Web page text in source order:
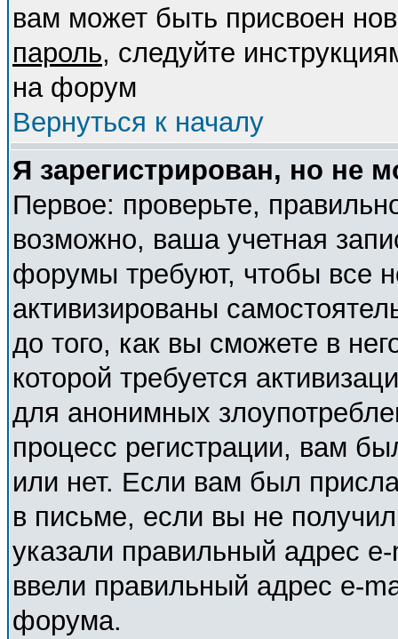
вам может быть присвоен
пароль, следуйте
на форум
Вернуться к началу
Я зарегистрирован, но не
Первое: проверьте,
возможно, ваша учетная
форумы требуют, чтобы все
активизированы
до того, как вы сможете в
которой требуется
для анонимных
процесс регистрации, вам
или нет. Если вам был
в письме, если вы не
указали правильный адрес
ввели правильный адрес e-
форума.